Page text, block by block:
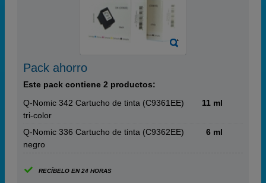
Pack ahorro
Este pack contiene 2 productos:
Q-Nomic 342 Cartucho de tinta (C9361EE)
tri-color
11 ml
Q-Nomic 336 Cartucho de tinta (C9362EE)
negro
6 ml
RECÍBELO EN 24 HORAS